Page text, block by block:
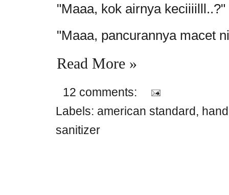
"Maaa, kok airnya keciiiilll..?"
"Maaa, pancurannya macet
Read More »
12 comments:
Labels: american standard,
sanitizer